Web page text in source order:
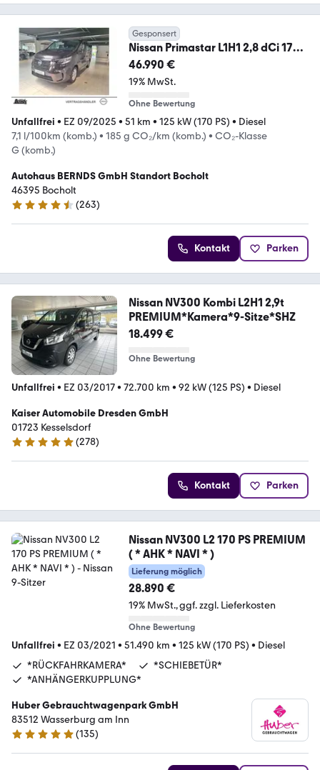
Gesponsert
Nissan Primastar L1H1 2,8 dCi 170
(9-Si.) DCT Tekna NAV
46.990 €
19% MwSt.
Ohne Bewertung
Unfallfrei • EZ 09/2025 • 51 km • 125 kW (170 PS) • Diesel
7,1 l/100km (komb.) • 185 g CO₂/km (komb.) • CO₂-Klasse
G (komb.)
Autohaus BERNDS GmbH Standort Bocholt
46395 Bocholt
4.7 Sterne
(263)
Kontakt Parken
Nissan NV300 Kombi L2H1 2,9t
PREMIUM*Kamera*9-Sitze*SHZ
18.499 €
Ohne Bewertung
Unfallfrei • EZ 03/2017• 72.700 km • 92 kW (125 PS) • Diesel
Kaiser Automobile Dresden GmbH
01723 Kesselsdorf
4.8 Sterne
(278)
Kontakt Parken
Nissan NV300 L2 170 PS PREMIUM
( * AHK * NAVI * )
Lieferung möglich
28.890 €
19% MwSt. ggf. zzgl. Lieferkosten
Ohne Bewertung
Unfallfrei • EZ 03/2021 • 51.490 km • 125 kW (170 PS) • Diesel
*RÜCKFAHRKAMERA*
*SCHIEBETÜR*
*ANHÄNGERKUPPLUNG*
Huber Gebrauchtwagenpark GmbH
83512 Wasserburg am Inn
5 Sterne
(135)